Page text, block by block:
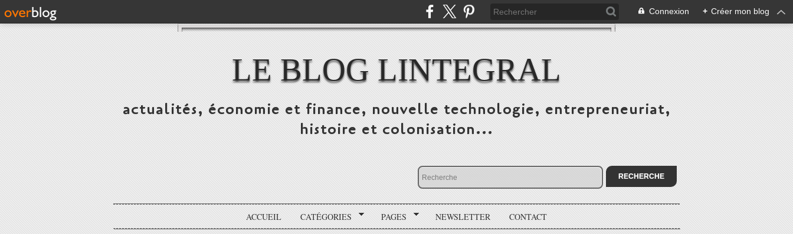
Connexion + Créer mon blog
LE BLOG LINTEGRAL
actualités, économie et finance, nouvelle technologie, entrepreneuriat,
histoire et colonisation...
ACCUEIL CATÉGORIES PAGES NEWSLETTER CONTACT